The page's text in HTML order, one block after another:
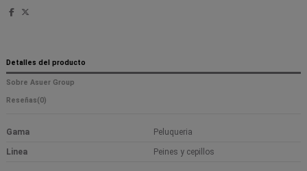
Detalles del producto
Sobre Asuer Group
Reseñas(0)
Gama Peluqueria
Linea Peines y cepillos